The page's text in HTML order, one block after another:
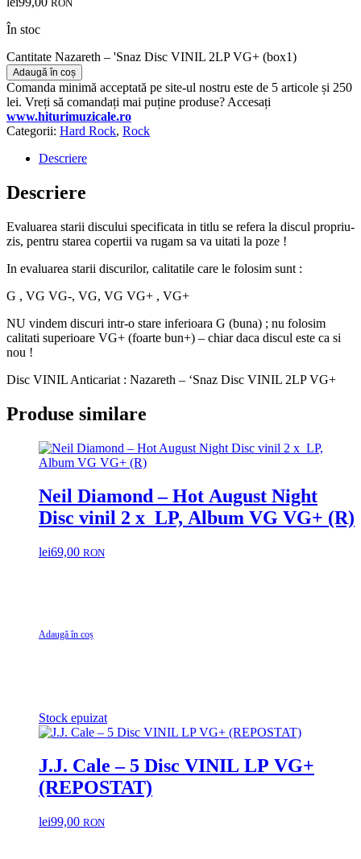
RON
În stoc
Cantitate Nazareth – 'Snaz Disc VINIL 2LP VG+ (box1)
Adaugă în coș
Comanda minimă acceptată pe site-ul nostru este de 5 articole și 250
lei. Vreți să comandați mai puține produse? Accesați
www.hiturimuzicale.ro
Categorii: Hard Rock, Rock
Descriere
Descriere
Evaluarea starii discului specificata in titlu se refera la discul propriu-
zis, pentru starea copertii va rugam sa va uitati la poze !
In evaluarea starii discurilor, calitatile care le folosim sunt :
G , VG VG-, VG, VG VG+ , VG+
NU vindem discuri intr-o stare inferioara G (buna) ; nu folosim
calitati superioare VG+ (foarte bun+) – chiar daca discul este ca si
nou !
Disc VINIL Anticariat : Nazareth – ‘Snaz Disc VINIL 2LP VG+
Produse similare
Neil Diamond – Hot August Night
Disc vinil 2 x LP, Album VG VG+ (R)
lei69,00 RON
Adaugă în coș
Stock epuizat
J.J. Cale – 5 Disc VINIL LP VG+
(REPOSTAT)
lei99,00 RON